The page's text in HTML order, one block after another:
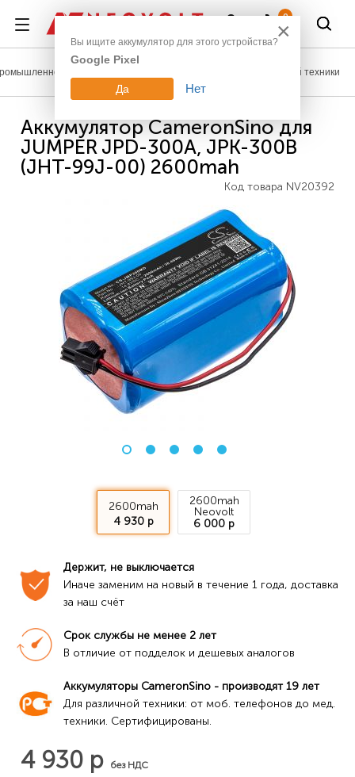
0
оборудование Аккумуляторы для медицинской техники
Аккумулятор CameronSino для
JUMPER JPD-300A, JPK-300B
(JHT-99J-00) 2600mah
Код товара NV20392
2600mah
4 930 р
2600mah
Neovolt
6 000 р
Держит, не выключается
Иначе заменим на новый в течение 1 года, доставка
за наш счёт
Срок службы не менее 2 лет
В отличие от подделок и дешевых аналогов
Аккумуляторы CameronSino - производят 19 лет
Для различной техники: от моб. телефонов до мед.
техники. Сертифицированы.
4 930 р без НДС
×
Вы ищите аккумулятор для этого устройства?
Google Pixel
Да Нет